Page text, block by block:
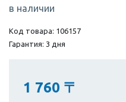
в наличии
Код товара: 106157
Гарантия: 3 дня
1 760 〒